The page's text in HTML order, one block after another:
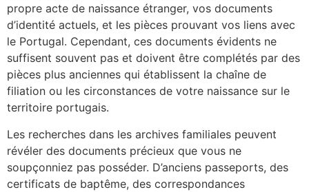
propre acte de naissance étranger, vos documents
d’identité actuels, et les pièces prouvant vos liens avec
le Portugal. Cependant, ces documents évidents ne
suffisent souvent pas et doivent être complétés par des
pièces plus anciennes qui établissent la chaîne de
filiation ou les circonstances de votre naissance sur le
territoire portugais.
Les recherches dans les archives familiales peuvent
révéler des documents précieux que vous ne
soupçonniez pas posséder. D’anciens passeports, des
certificats de baptême, des correspondances